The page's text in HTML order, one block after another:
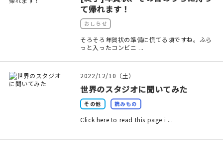
台湾グッズ
おすすめ特集
て帰れます！
おしらせ
そろそろ年賀状の準備に慌てる頃ですね。ふら
っと入ったコンビニ ...
2022/12/10（土）
世界のスタジオに聞いてみた
その他 読みもの
Click here to read this page i ...